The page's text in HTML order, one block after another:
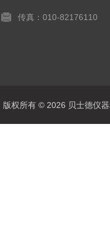
传真：010-82176110
版权所有 © 2026 贝士德仪